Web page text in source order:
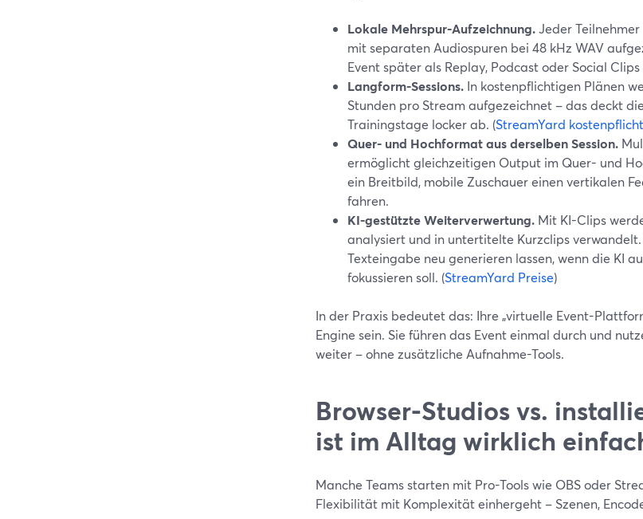
Lokale Mehrspur-Aufzeichnung.Jeder
mit separaten Audiospuren bei 48 kHz WAV
Event später als Replay, Podcast oder Social
Langform-Sessions. In kostenpflichtigen Plänen
Stunden pro Stream aufgezeichnet – das deckt
Trainingstage locker ab. (StreamYard
Quer- und Hochformat aus derselben Session.
ermöglicht gleichzeitigen Output im Quer- und
ein Breitbild, mobile Zuschauer einen vertikalen
fahren.
KI-gestützte Weiterverwertung. Mit KI-Clips
analysiert und in untertitelte Kurzclips
Texteingabe neu generieren lassen, wenn die KI
fokussieren soll. (StreamYard Preise)
In der Praxis bedeutet das: Ihre „virtuelle Event-
Engine sein. Sie führen das Event einmal durch und
weiter – ohne zusätzliche Aufnahme-Tools.
Browser-Studios vs.
ist im Alltag wirklich
Manche Teams starten mit Pro-Tools wie OBS oder
Flexibilität mit Komplexität einhergeht – Szenen,